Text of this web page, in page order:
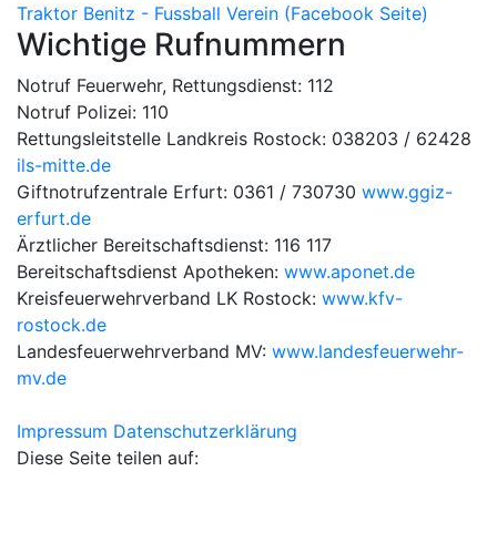
Traktor Benitz - Fussball Verein (Facebook Seite)
Wichtige Rufnummern
Notruf Feuerwehr, Rettungsdienst: 112
Notruf Polizei: 110
Rettungsleitstelle Landkreis Rostock: 038203 / 62428
ils-mitte.de
Giftnotrufzentrale Erfurt: 0361 / 730730 www.ggiz-
erfurt.de
Ärztlicher Bereitschaftsdienst: 116 117
Bereitschaftsdienst Apotheken: www.aponet.de
Kreisfeuerwehrverband LK Rostock: www.kfv-
rostock.de
Landesfeuerwehrverband MV: www.landesfeuerwehr-
mv.de
Impressum Datenschutzerklärung
Diese Seite teilen auf: